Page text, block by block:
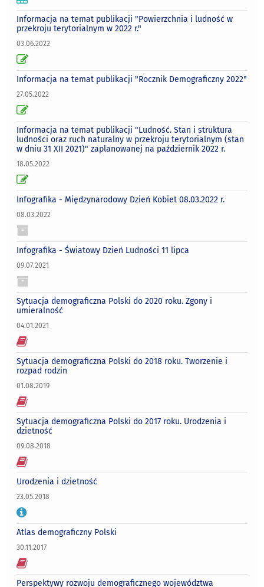
Informacja na temat publikacji "Powierzchnia i ludność w
przekroju terytorialnym w 2022 r."
03.06.2022
Informacja na temat publikacji "Rocznik Demograficzny 2022"
27.05.2022
Informacja na temat publikacji "Ludność. Stan i struktura
ludności oraz ruch naturalny w przekroju terytorialnym (stan
w dniu 31 XII 2021)" zaplanowanej na październik 2022 r.
18.05.2022
Infografika - Międzynarodowy Dzień Kobiet 08.03.2022 r.
08.03.2022
Infografika - Światowy Dzień Ludności 11 lipca
09.07.2021
Sytuacja demograficzna Polski do 2020 roku. Zgony i
umieralność
04.01.2021
Sytuacja demograficzna Polski do 2018 roku. Tworzenie i
rozpad rodzin
01.08.2019
Sytuacja demograficzna Polski do 2017 roku. Urodzenia i
dzietność
09.08.2018
Urodzenia i dzietność
23.05.2018
Atlas demograficzny Polski
30.11.2017
Perspektywy rozwoju demograficznego województwa